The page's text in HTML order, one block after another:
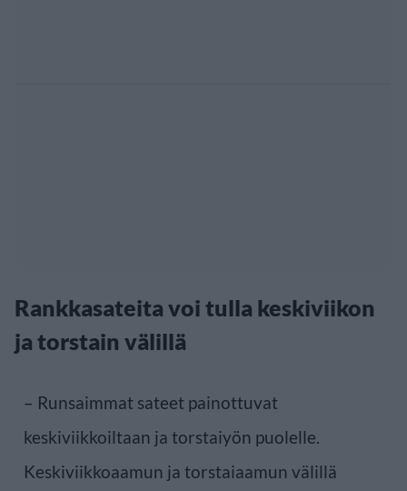
Rankkasateita voi tulla keskiviikon
ja torstain välillä
– Runsaimmat sateet painottuvat
keskiviikkoiltaan ja torstaiyön puolelle.
Keskiviikkoaamun ja torstaiaamun välillä